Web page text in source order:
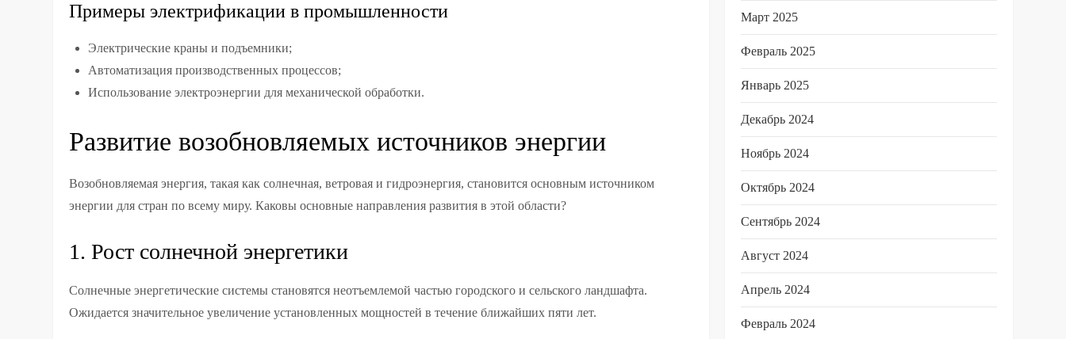
Примеры электрификации в промышленности
Электрические краны и подъемники;
Автоматизация производственных процессов;
Использование электроэнергии для механической обработки.
Развитие возобновляемых источников энергии
Возобновляемая энергия, такая как солнечная, ветровая и гидроэнергия, становится основным источником
энергии для стран по всему миру. Каковы основные направления развития в этой области?
1. Рост солнечной энергетики
Солнечные энергетические системы становятся неотъемлемой частью городского и сельского ландшафта.
Ожидается значительное увеличение установленных мощностей в течение ближайших пяти лет.
Март 2025
Февраль 2025
Январь 2025
Декабрь 2024
Ноябрь 2024
Октябрь 2024
Сентябрь 2024
Август 2024
Апрель 2024
Февраль 2024